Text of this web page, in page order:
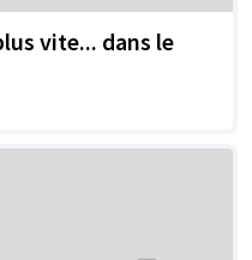
vite... dans le